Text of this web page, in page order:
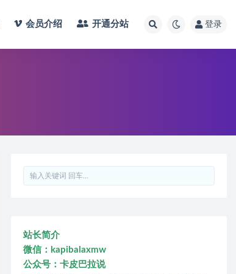
会员介绍 开通分站 登录
站长简介
微信：kapibalaxmw
公众号：卡皮巴拉说